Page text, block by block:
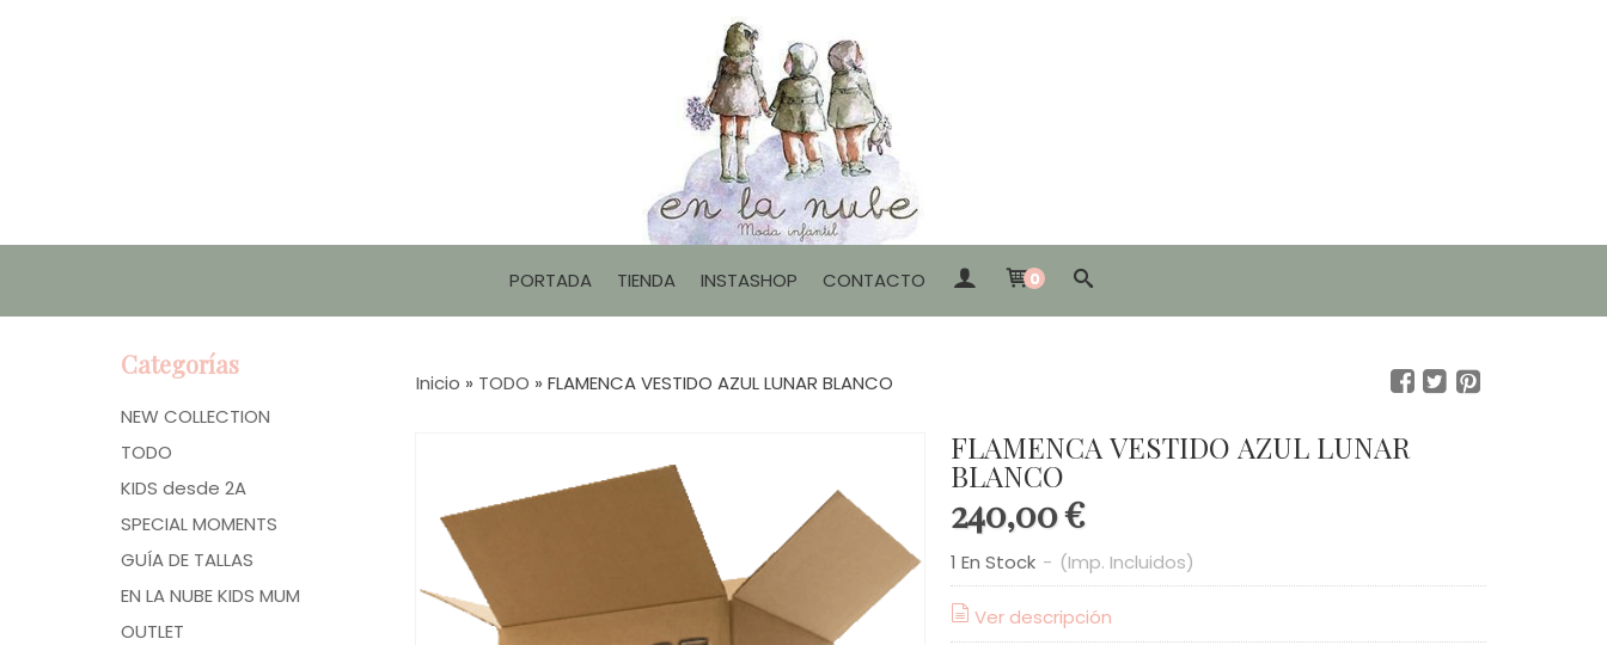
PORTADA TIENDA INSTASHOP CONTACTO 0
Categorías
NEW COLLECTION
TODO
KIDS desde 2A
SPECIAL MOMENTS
GUÍA DE TALLAS
EN LA NUBE KIDS MUM
OUTLET
Inicio » TODO » FLAMENCA VESTIDO AZUL LUNAR BLANCO
FLAMENCA VESTIDO AZUL LUNAR
BLANCO
240,00 €
1 En Stock - (Imp. Incluidos)
Ver descripción